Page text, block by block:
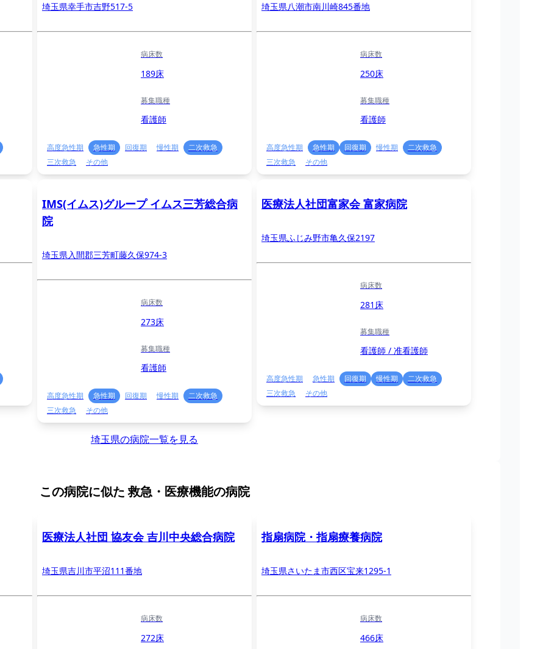
埼玉県幸手市吉野517-5
病床数
189床
募集職種
看護師
高度急性期 急性期 回復期 慢性期
二次救急
三次救急
その他
埼玉県八潮市南川崎845番地
病床数
250床
募集職種
看護師
高度急性期 急性期 回復期 慢性期
二次救急
三次救急
その他
IMS(イムス)グループ イムス三芳総合病
院
埼玉県入間郡三芳町藤久保974-3
病床数
273床
募集職種
看護師
高度急性期 急性期 回復期 慢性期
二次救急
三次救急
その他
医療法人社団富家会 富家病院
埼玉県ふじみ野市亀久保2197
病床数
281床
募集職種
看護師 / 准看護師
高度急性期 急性期 回復期 慢性期
二次救急
三次救急
その他
埼玉県の病院一覧を見る
この病院に似た 救急・医療機能の病院
医療法人社団 協友会 吉川中央総合病院
埼玉県吉川市平沼111番地
病床数
272床
指扇病院・指扇療養病院
埼玉県さいたま市西区宝来1295-1
病床数
466床